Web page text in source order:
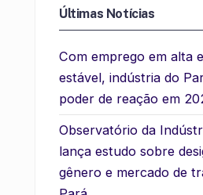
Últimas Notícias
Com emprego em alta
estável, indústria do
poder de reação em
Observatório da
lança estudo sobre
gênero e mercado de